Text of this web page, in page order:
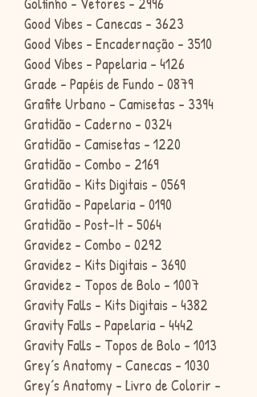
Good Vibes - Canecas - 3623
Good Vibes - Encadernação - 3510
Good Vibes - Papelaria - 4126
Grade - Papéis de Fundo - 0879
Grafite Urbano - Camisetas - 3394
Gratidão - Caderno - 0324
Gratidão - Camisetas - 1220
Gratidão - Combo - 2169
Gratidão - Kits Digitais - 0569
Gratidão - Papelaria - 0190
Gratidão - Post-It - 5064
Gravidez - Combo - 0292
Gravidez - Kits Digitais - 3690
Gravidez - Topos de Bolo - 1007
Gravity Falls - Kits Digitais - 4382
Gravity Falls - Papelaria - 4442
Gravity Falls - Topos de Bolo - 1013
Grey´s Anatomy - Canecas - 1030
Grey´s Anatomy - Livro de Colorir -